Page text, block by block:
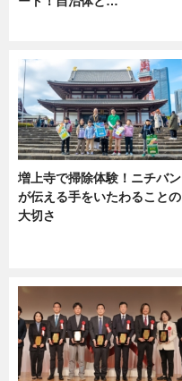
増上寺で掃除体験！ニチバン
が伝える手をいたわることの
大切さ